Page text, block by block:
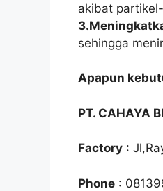
akibat
sehingga
Apapun
PT. CAHAYA
Factory :
Phone :